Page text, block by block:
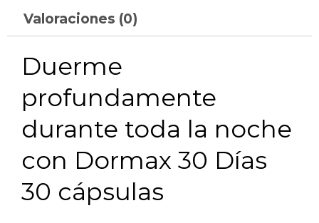
Valoraciones (0)
Duerme
profundamente
durante toda la noche
con Dormax 30 Días
30 cápsulas